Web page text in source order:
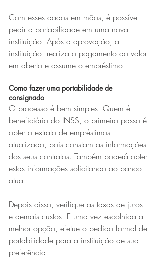
Com esses dados em mãos, é possível
pedir a portabilidade em uma nova
instituição. Após a aprovação, a
instituição  realiza o pagamento do valor
em aberto e assume o empréstimo.
Como fazer uma portabilidade de
consignado
O processo é bem simples. Quem é
beneficiário do INSS, o primeiro passo é
obter o extrato de empréstimos
atualizado, pois constam as informações
dos seus contratos. Também poderá obter
estas informações solicitando ao banco
atual.
Depois disso, verifique as taxas de juros
e demais custos. E uma vez escolhida a
melhor opção, efetue o pedido formal de
portabilidade para a instituição de sua
preferência.